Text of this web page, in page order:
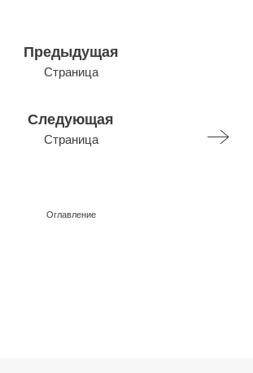
Предыдущая
Страница
Следующая
Страница
Оглавление